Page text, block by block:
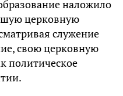
наложило
церковную
служение
свою церковную
политическое